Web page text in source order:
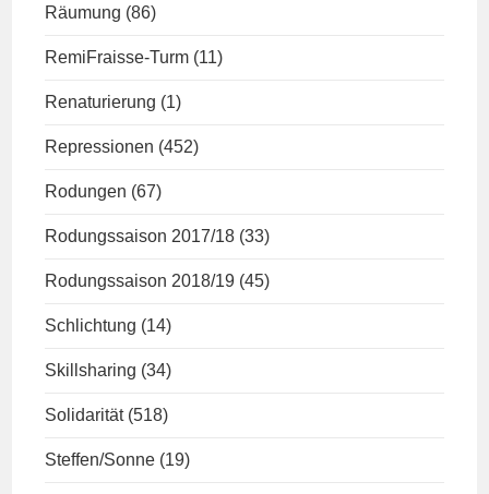
Räumung (86)
RemiFraisse-Turm (11)
Renaturierung (1)
Repressionen (452)
Rodungen (67)
Rodungssaison 2017/18 (33)
Rodungssaison 2018/19 (45)
Schlichtung (14)
Skillsharing (34)
Solidarität (518)
Steffen/Sonne (19)